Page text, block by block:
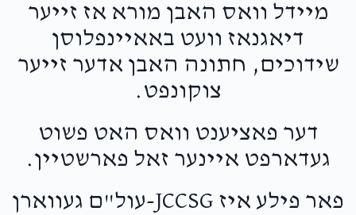
מיידל וואס האבן מורא אז זייער
דיאגנאז וועט באאיינפלוסן
שידוכים, חתונה האבן אדער זייער
צוקונפט.
דער פאציענט וואס האט פשוט
געדארפט איינער זאל פארשטיין.
פאר פילע איז JCCSG-עול"ם געווארן